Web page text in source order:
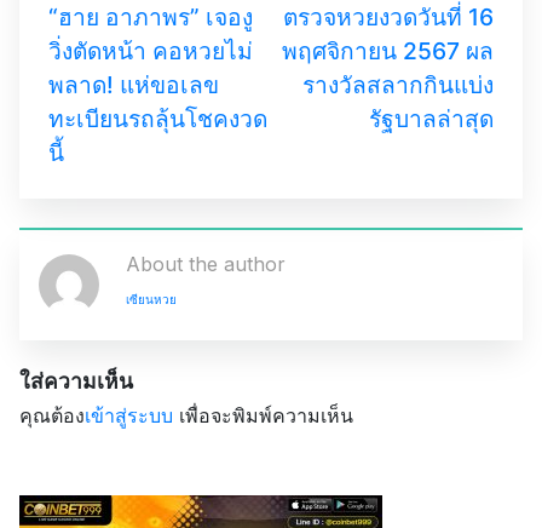
“ฮาย อาภาพร” เจองู
วิ่งตัดหน้า คอหวยไม่
พลาด! แห่ขอเลข
ทะเบียนรถลุ้นโชคงวด
นี้
ตรวจหวยงวดวันที่ 16
พฤศจิกายน 2567 ผล
รางวัลสลากกินแบ่ง
รัฐบาลล่าสุด
About the author
เซียนหวย
ใส่ความเห็น
คุณต้องเข้าสู่ระบบ เพื่อจะพิมพ์ความเห็น